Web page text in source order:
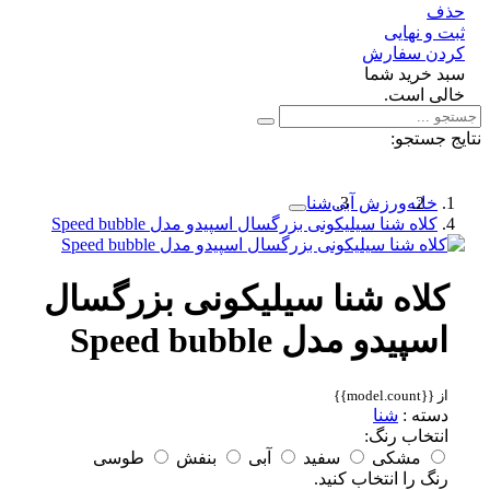
و نهایی
سفارش
خرید شما
است.
جستجو:
خانهورزش آبیشنا
کلاه شنا سیلیکونی بزرگسال اسپیدو مدل Speed bubble
کلاه شنا سیلیکونی بزرگسال
اسپیدو مدل Speed bubble
دسته :شنا
انتخاب رنگ:
مشکی
سفید آبی بنفش
طوسی
رنگ را انتخاب کنید.